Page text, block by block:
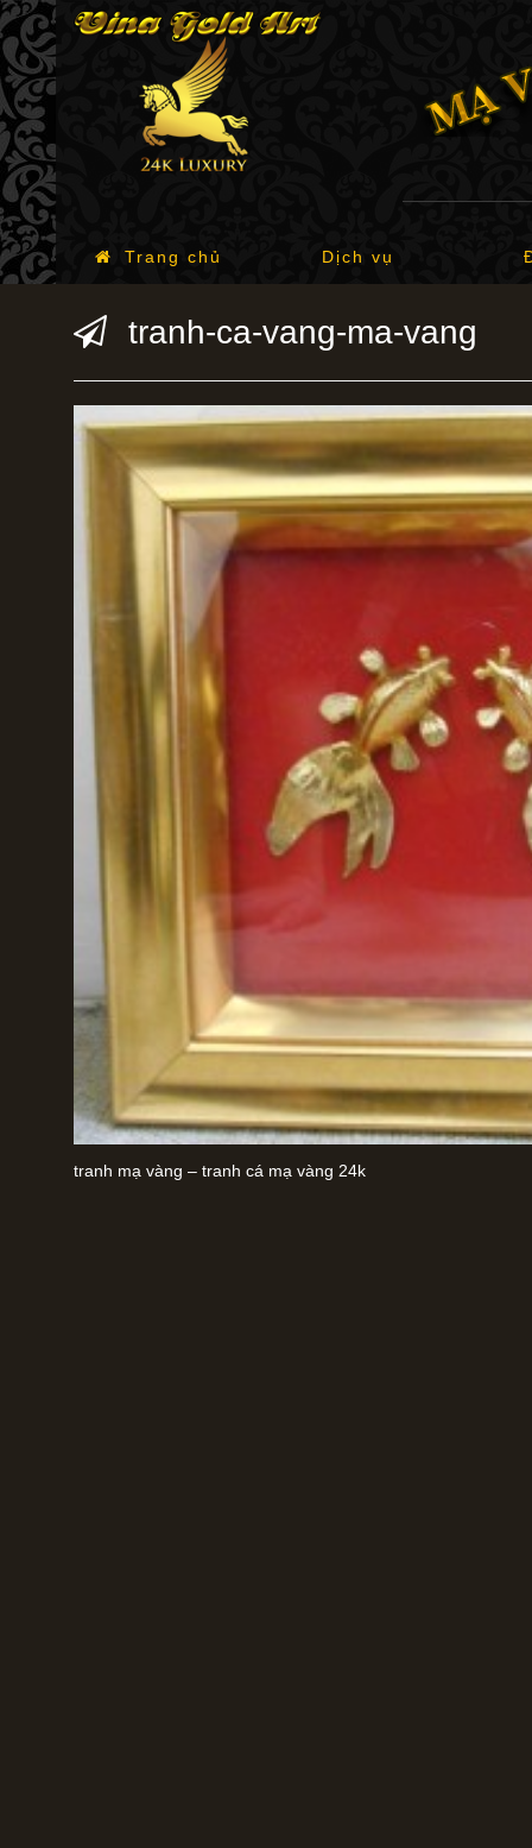
Trang chủ Dịch vụ
tranh-ca-vang-ma-vang
tranh mạ vàng – tranh cá mạ vàng 24k